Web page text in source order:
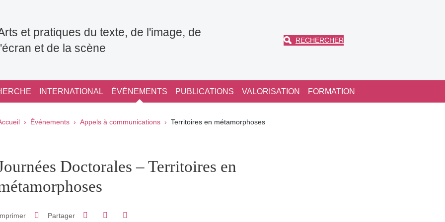
et pratiques du texte, de l'image, de
et de la scène
RECHERCHER
INTERNATIONAL ÉVÉNEMENTS PUBLICATIONS VALORISATION FORMATION
d'Ariane
Événements Appels à communications Territoires en métamorphoses
SidebarDoctorales – Territoires en
Partager Partager sur Facebook
Partager sur LinkedIn